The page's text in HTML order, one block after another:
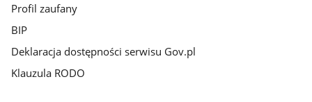
Profil zaufany
BIP
Deklaracja dostępności serwisu Gov.pl
Klauzula RODO